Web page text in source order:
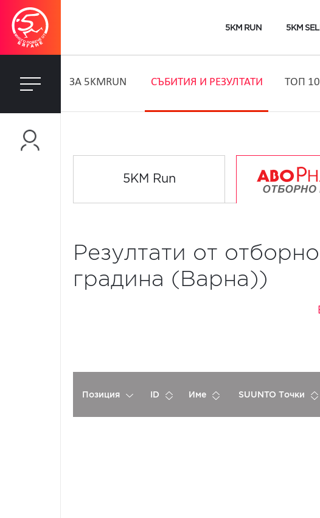
5KM RUN 5KM
ЗA 5KMRUN СЪБИТИЯ И РЕЗУЛТАТИ ТОП
5KM Run
Резултати от
градина (Варна))
Позиция ID Име SUUNTO Точки